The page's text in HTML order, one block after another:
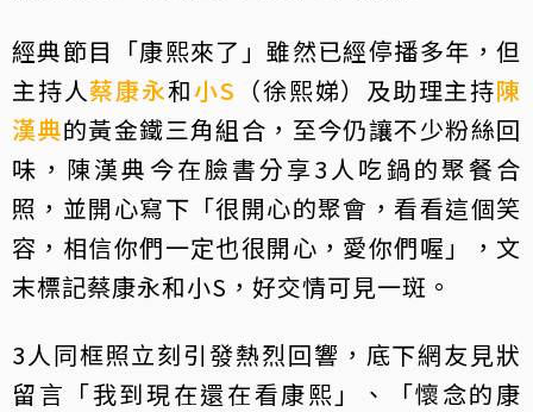
經典節目「康熙來了」雖然已經停播多年，但
主持人蔡康永和小S （徐熙娣）及助理主持陳
漢典的黃金鐵三角組合，至今仍讓不少粉絲回
味，陳漢典今在臉書分享3人吃鍋的聚餐合
照，並開心寫下「很開心的聚會，看看這個笑
容，相信你們一定也很開心，愛你們喔」，文
末標記蔡康永和小S，好交情可見一斑。
3人同框照立刻引發熱烈回響，底下網友見狀
留言「我到現在還在看康熙」、「懷念的康